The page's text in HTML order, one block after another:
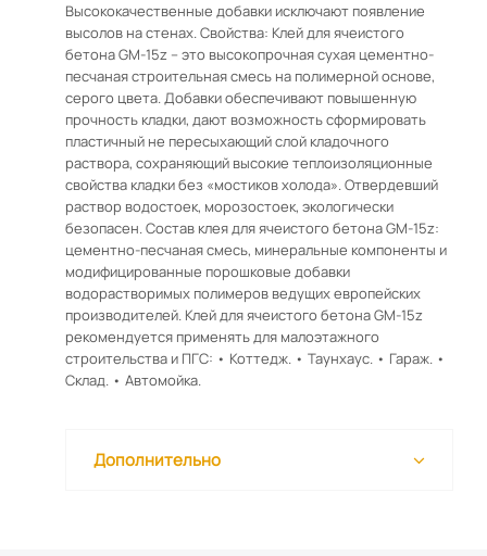
Высококачественные добавки исключают появление
высолов на стенах. Свойства: Клей для ячеистого
бетона GM-15z – это высокопрочная сухая цементно-
песчаная строительная смесь на полимерной основе,
серого цвета. Добавки обеспечивают повышенную
прочность кладки, дают возможность сформировать
пластичный не пересыхающий слой кладочного
раствора, сохраняющий высокие теплоизоляционные
свойства кладки без «мостиков холода». Отвердевший
раствор водостоек, морозостоек, экологически
безопасен. Состав клея для ячеистого бетона GM-15z:
цементно-песчаная смесь, минеральные компоненты и
модифицированные порошковые добавки
водорастворимых полимеров ведущих европейских
производителей. Клей для ячеистого бетона GM-15z
рекомендуется применять для малоэтажного
строительства и ПГС: • Коттедж. • Таунхаус. • Гараж. •
Склад. • Автомойка.
Дополнительно